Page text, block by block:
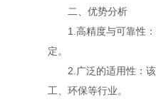
二、优势分析
1.高精度与可靠性：
定。
2.广泛的适用性：该
工、环保等行业。